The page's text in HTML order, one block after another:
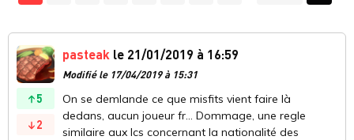
5
2
pasteak le 21/01/2019 à 16:59
Modifié le 17/04/2019 à 15:31
On se demlande ce que misfits vient faire là
dedans, aucun joueur fr... Dommage, une regle
similaire aux lcs concernant la nationalité des